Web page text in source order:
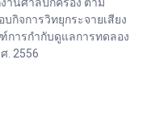
กิจการวิทยุกระจายเสียง
การกำกับดูแลการทดลอง
. 2556